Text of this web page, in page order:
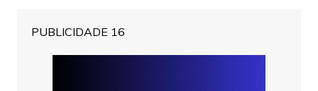
PUBLICIDADE 16